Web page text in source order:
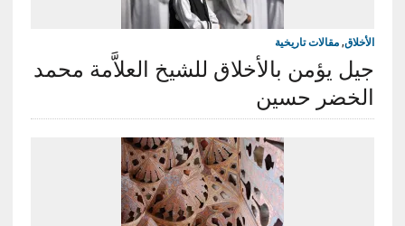
الأخلاق, مقالات تاريخية
جيل يؤمن بالأخلاق للشيخ العلاَّمة محمد
الخضر حسين